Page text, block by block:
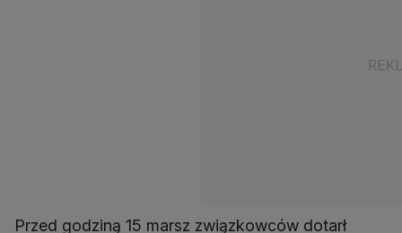
Przed godziną 15 marsz związkowców dotarł